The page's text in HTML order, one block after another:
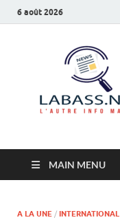
6 août 2026
MAIN MENU
A LA UNE / INTERNATIONAL